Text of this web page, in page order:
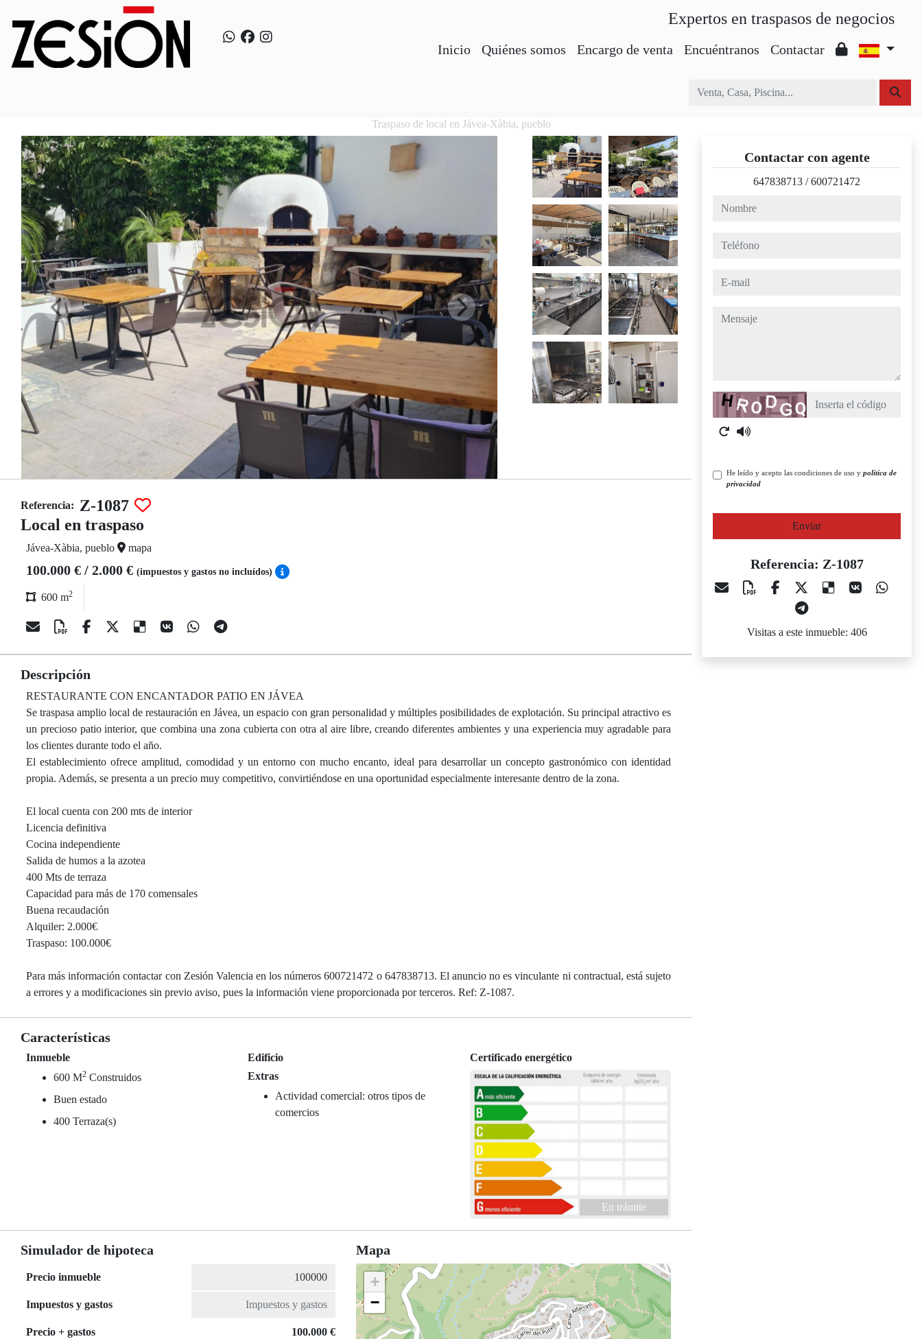
Expertos en traspasos de negocios
Inicio Quiénes somos Encargo de venta Encuéntranos Contactar
Traspaso de local en Jávea-Xàbia, pueblo
Referencia: Z-1087
Local en traspaso
Jávea-Xàbia, pueblo mapa
100.000 € / 2.000 € (impuestos y gastos no incluídos)
600 m2
Descripción
RESTAURANTE CON ENCANTADOR PATIO EN JÁVEA
Se traspasa amplio local de restauración en Jávea, un espacio con gran personalidad y múltiples posibilidades de explotación. Su principal atractivo es
un precioso patio interior, que combina una zona cubierta con otra al aire libre, creando diferentes ambientes y una experiencia muy agradable para
los clientes durante todo el año.
El establecimiento ofrece amplitud, comodidad y un entorno con mucho encanto, ideal para desarrollar un concepto gastronómico con identidad
propia. Además, se presenta a un precio muy competitivo, convirtiéndose en una oportunidad especialmente interesante dentro de la zona.
El local cuenta con 200 mts de interior
Licencia definitiva
Cocina independiente
Salida de humos a la azotea
400 Mts de terraza
Capacidad para más de 170 comensales
Buena recaudación
Alquiler: 2.000€
Traspaso: 100.000€
Para más información contactar con Zesión Valencia en los números 600721472 o 647838713. El anuncio no es vinculante ni contractual, está sujeto
a errores y a modificaciones sin previo aviso, pues la información viene proporcionada por terceros. Ref: Z-1087.
Características
Inmueble
600 M2 Construidos
Buen estado
400 Terraza(s)
Edificio
Extras
Actividad comercial: otros tipos de
comercios
Certificado energético
En trámite
Simulador de hipoteca
Precio inmueble
Impuestos y gastos
Precio + gastos 100.000 €
Mapa
+
−
Contactar con agente
647838713 /600721472
nombre
teléfono
e-mail
mensaje
Captcha
He leído y acepto las condiciones de uso y política de
privacidad
Enviar
Referencia: Z-1087
Visitas a este inmueble: 406